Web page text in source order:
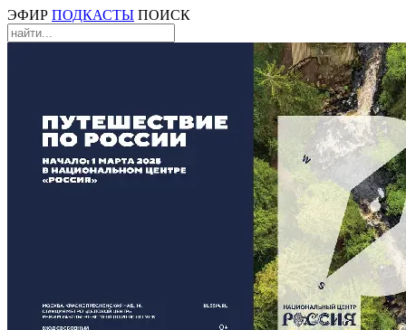
ЭФИР ПОДКАСТЫ ПОИСК